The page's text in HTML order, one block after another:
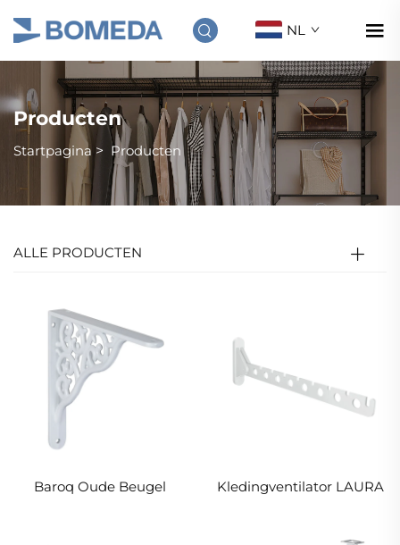
NL
Producten
Startpagina > Producten
ALLE PRODUCTEN
Baroq Oude Beugel Kledingventilator LAURA